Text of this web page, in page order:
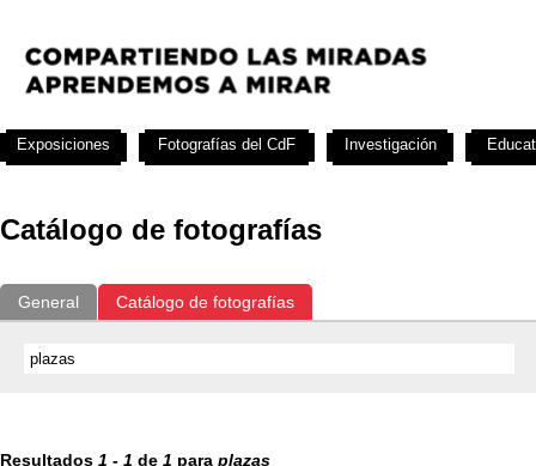
Catálogo de fotografías
General Catálogo de fotografías
Resultados 1 - 1 de 1 para plazas
Exposiciones Fotografías del CdF Investigación